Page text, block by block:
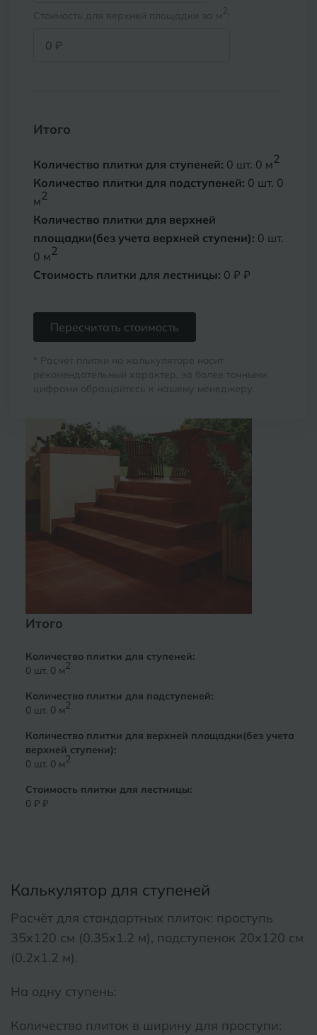
Стоимость для верхней площадки за м2:
Итого
Количество плитки для ступеней: 0 шт. 0 м2
Количество плитки для подступеней: 0 шт. 0
м2
Количество плитки для верхней
площадки(без учета верхней ступени): 0 шт.
0 м2
Стоимость плитки для лестницы: 0 ₽ ₽
Пересчитать стоимость
* Расчет плитки на калькуляторе носит
рекомендательный характер, за более точными
цифрами обращайтесь к нашему менеджеру.
Итого
Количество плитки для ступеней:
0шт. 0м2
Количество плитки для подступеней:
0шт. 0м2
Количество плитки для верхней площадки(без учета
верхней ступени):
0шт. 0м2
Стоимость плитки для лестницы:
0 ₽₽
Калькулятор для ступеней
Расчёт для стандартных плиток: проступь
35х120 см (0.35х1.2 м), подступенок 20х120 см
(0.2х1.2 м).
На одну ступень:
Количество плиток в ширину для проступи:
Ярославль